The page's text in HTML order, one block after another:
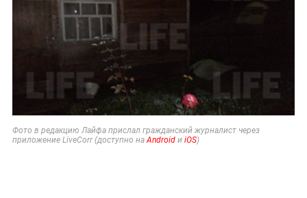
Фото в редакцию Лайфа прислал гражданский журналист через
приложение LiveCorr (доступно наAndroidиiOS)